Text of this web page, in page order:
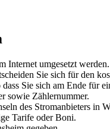
Internet umgesetzt werden.
Sie sich für den
Sie sich am Ende für
sowie Zählernummer.
des Stromanbieters in
Tarife oder Boni.